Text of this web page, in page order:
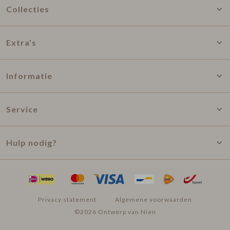
Collecties
Extra's
Informatie
Service
Hulp nodig?
Privacy statement
Algemene voorwaarden
©2026 Ontwerp van Nien